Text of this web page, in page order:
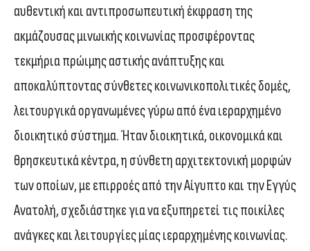
αυθεντική και αντιπροσωπευτική έκφραση της
ακμάζουσας μινωικής κοινωνίας προσφέροντας
τεκμήρια πρώιμης αστικής ανάπτυξης και
αποκαλύπτοντας σύνθετες κοινωνικοπολιτικές δομές,
λειτουργικά οργανωμένες γύρω από ένα ιεραρχημένο
διοικητικό σύστημα. Ήταν διοικητικά, οικονομικά και
θρησκευτικά κέντρα, η σύνθετη αρχιτεκτονική μορφών
των οποίων, με επιρροές από την Αίγυπτο και την Εγγύς
Ανατολή, σχεδιάστηκε για να εξυπηρετεί τις ποικίλες
ανάγκες και λειτουργίες μίας ιεραρχημένης κοινωνίας.